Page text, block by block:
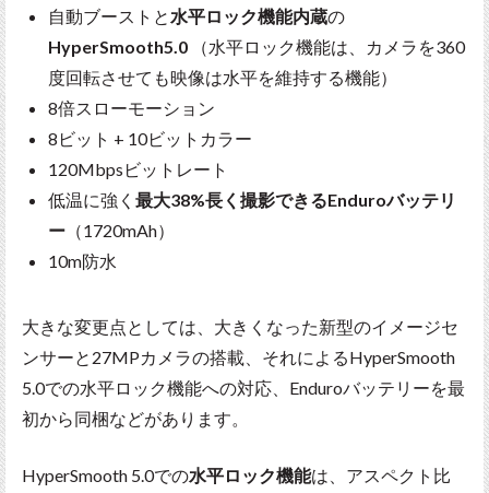
自動ブーストと 水平ロック機能内蔵の
HyperSmooth5.0 （水平ロック機能は、カメラを360
度回転させても映像は水平を維持する機能）
8倍スローモーション
8ビット + 10ビットカラー
120Mbpsビットレート
低温に強く 最大38%長く撮影できるEnduroバッテリ
ー （1720mAh）
10m防水
大きな変更点としては、大きくなった新型のイメージセ
ンサーと27MPカメラの搭載、それによるHyperSmooth
5.0での水平ロック機能への対応、Enduroバッテリーを最
初から同梱などがあります。
HyperSmooth 5.0での水平ロック機能は、アスペクト比